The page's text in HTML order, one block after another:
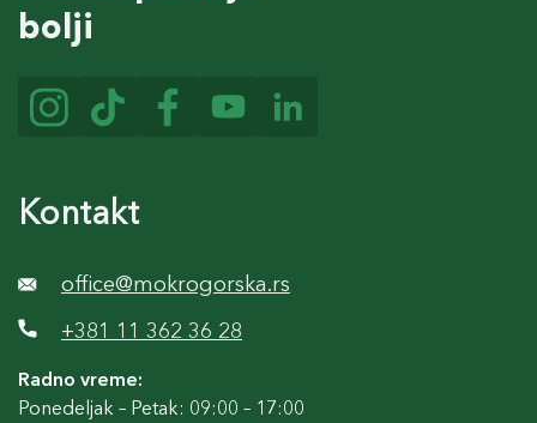
bolji
Kontakt
office@mokrogorska.rs
+381 11 362 36 28
Radno vreme:
Ponedeljak – Petak: 09:00 – 17:00